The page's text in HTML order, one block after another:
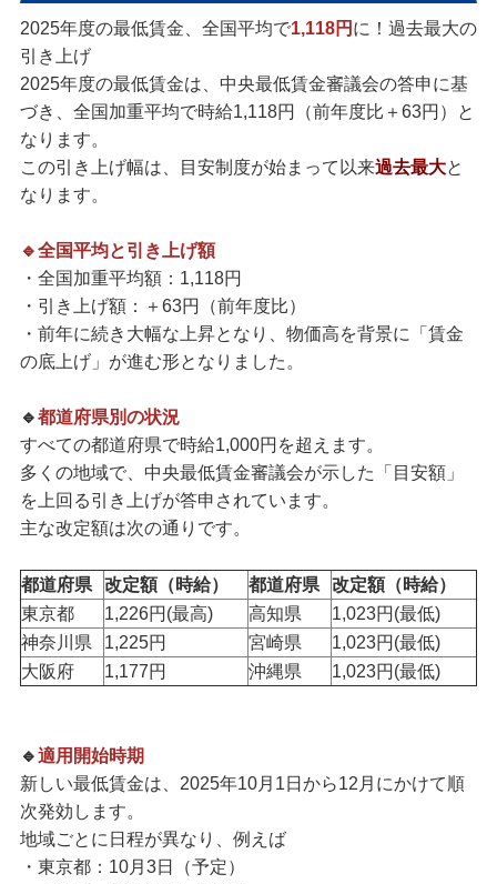
2025年度の最低賃金、全国平均で1,118円 に！過去最大の
引き上げ
2025年度の最低賃金は、中央最低賃金審議会の答申に基
づき、全国加重平均で時給1,118円（前年度比＋63円）と
なります。
この引き上げ幅は、目安制度が始まって以来過去最大と
なります。
🔹全国平均と引き上げ額
・全国加重平均額：1,118円
・引き上げ額：＋63円（前年度比）
・前年に続き大幅な上昇となり、物価高を背景に「賃金
の底上げ」が進む形となりました。
🔹都道府県別の状況
すべての都道府県で時給1,000円を超えます。
多くの地域で、中央最低賃金審議会が示した「目安額」
を上回る引き上げが答申されています。
主な改定額は次の通りです。
都道府県 改定額（時給） 都道府県
改定額（時給）
東京都
1,226円(最高) 高知県
1,023円(最低)
神奈川県
1,225円 宮崎県
1,023円(最低)
大阪府
1,177円 沖縄県 1,023円(最低)
🔹適用開始時期
新しい最低賃金は、2025年10月1日から12月にかけて順
次発効します。
地域ごとに日程が異なり、例えば
・東京都：10月3日（予定）